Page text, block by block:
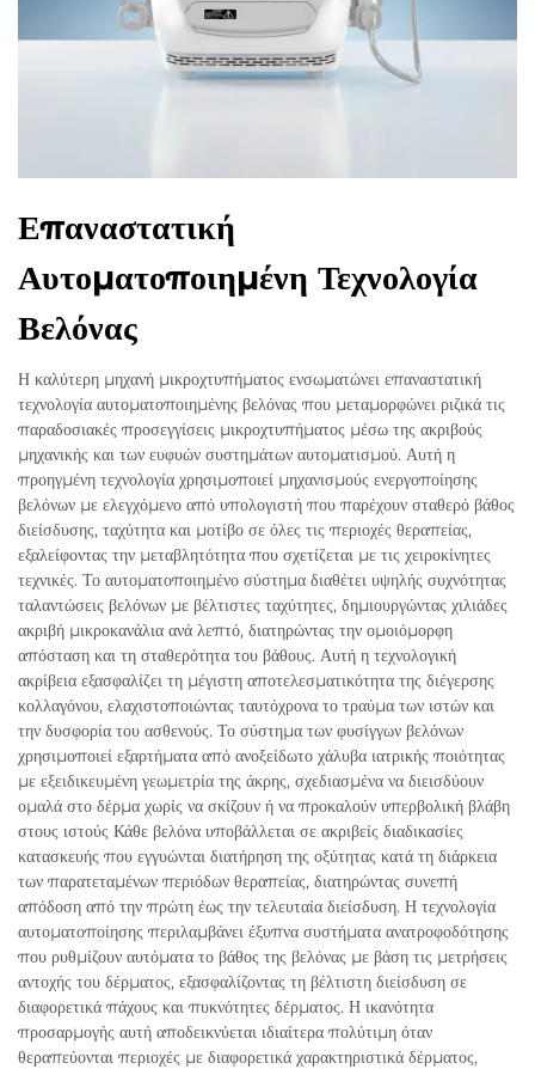
Επαναστατική
Αυτοματοποιημένη Τεχνολογία
Βελόνας
Η καλύτερη μηχανή μικροχτυπήματος ενσωματώνει επαναστατική
τεχνολογία αυτοματοποιημένης βελόνας που μεταμορφώνει ριζικά τις
παραδοσιακές προσεγγίσεις μικροχτυπήματος μέσω της ακριβούς
μηχανικής και των ευφυών συστημάτων αυτοματισμού. Αυτή η
προηγμένη τεχνολογία χρησιμοποιεί μηχανισμούς ενεργοποίησης
βελόνων με ελεγχόμενο από υπολογιστή που παρέχουν σταθερό βάθος
διείσδυσης, ταχύτητα και μοτίβο σε όλες τις περιοχές θεραπείας,
εξαλείφοντας την μεταβλητότητα που σχετίζεται με τις χειροκίνητες
τεχνικές. Το αυτοματοποιημένο σύστημα διαθέτει υψηλής συχνότητας
ταλαντώσεις βελόνων με βέλτιστες ταχύτητες, δημιουργώντας χιλιάδες
ακριβή μικροκανάλια ανά λεπτό, διατηρώντας την ομοιόμορφη
απόσταση και τη σταθερότητα του βάθους. Αυτή η τεχνολογική
ακρίβεια εξασφαλίζει τη μέγιστη αποτελεσματικότητα της διέγερσης
κολλαγόνου, ελαχιστοποιώντας ταυτόχρονα το τραύμα των ιστών και
την δυσφορία του ασθενούς. Το σύστημα των φυσίγγων βελόνων
χρησιμοποιεί εξαρτήματα από ανοξείδωτο χάλυβα ιατρικής ποιότητας
με εξειδικευμένη γεωμετρία της άκρης, σχεδιασμένα να διεισδύουν
ομαλά στο δέρμα χωρίς να σκίζουν ή να προκαλούν υπερβολική βλάβη
στους ιστούς Κάθε βελόνα υποβάλλεται σε ακριβείς διαδικασίες
κατασκευής που εγγυώνται διατήρηση της οξύτητας κατά τη διάρκεια
των παρατεταμένων περιόδων θεραπείας, διατηρώντας συνεπή
απόδοση από την πρώτη έως την τελευταία διείσδυση. Η τεχνολογία
αυτοματοποίησης περιλαμβάνει έξυπνα συστήματα ανατροφοδότησης
που ρυθμίζουν αυτόματα το βάθος της βελόνας με βάση τις μετρήσεις
αντοχής του δέρματος, εξασφαλίζοντας τη βέλτιστη διείσδυση σε
διαφορετικά πάχους και πυκνότητες δέρματος. Η ικανότητα
προσαρμογής αυτή αποδεικνύεται ιδιαίτερα πολύτιμη όταν
θεραπεύονται περιοχές με διαφορετικά χαρακτηριστικά δέρματος,